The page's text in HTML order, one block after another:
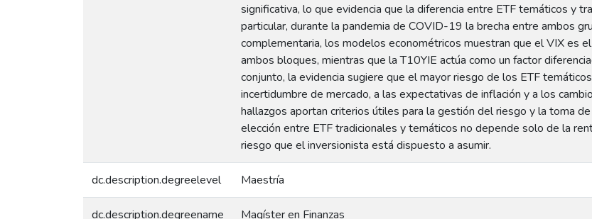
significativa, lo que evidencia que la diferencia entre ETF temáticos y
particular, durante la pandemia de COVID-19 la brecha entre ambos
complementaria, los modelos econométricos muestran que el VIX es
ambos bloques, mientras que la T10YIE actúa como un factor
conjunto, la evidencia sugiere que el mayor riesgo de los ETF
incertidumbre de mercado, a las expectativas de inflación y a los
hallazgos aportan criterios útiles para la gestión del riesgo y la toma
elección entre ETF tradicionales y temáticos no depende solo de la
riesgo que el inversionista está dispuesto a asumir.
dc.description.degreelevel Maestría
dc.description.degreename Magíster en Finanzas